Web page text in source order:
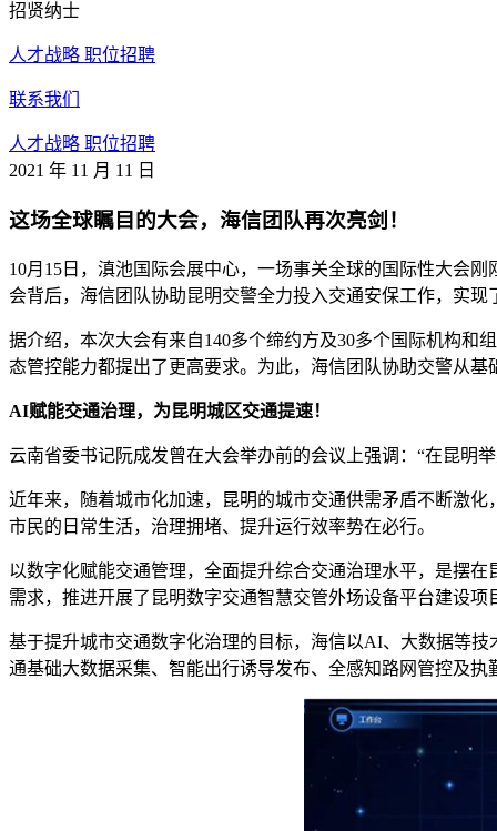
招贤纳士
人才战略 职位招聘
联系我们
人才战略 职位招聘
2021 年 11 月 11 日
这场全球瞩目的大会，海信团队再次亮剑！
10月15日，滇池国际会展中心，一场事关全球的国际性大会
会背后，海信团队协助昆明交警全力投入交通安保工作，实
据介绍，本次大会有来自140多个缔约方及30多个国际机构和
态管控能力都提出了更高要求。为此，海信团队协助交警从
AI赋能交通治理，为昆明城区交通提速！
云南省委书记阮成发曾在大会举办前的会议上强调：“在昆明
近年来，随着城市化加速，昆明的城市交通供需矛盾不断激
市民的日常生活，治理拥堵、提升运行效率势在必行。
以数字化赋能交通管理，全面提升综合交通治理水平，是摆
需求，推进开展了昆明数字交通智慧交管外场设备平台建设项
基于提升城市交通数字化治理的目标，海信以AI、大数据等
通基础大数据采集、智能出行诱导发布、全感知路网管控及